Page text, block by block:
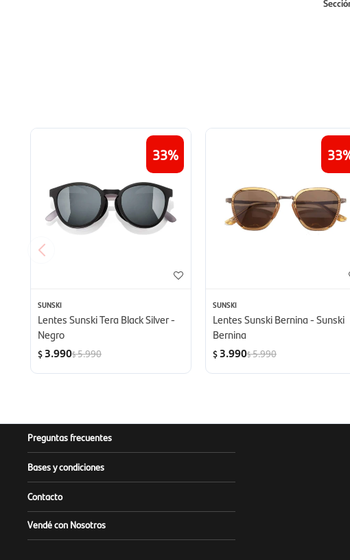
33
SUNSKI
Lentes Sunski Tera Black Silver -
Negro
$ 3.990$5.990
33
SUNSKI
Lentes Sunski Bernina - Sunski
Bernina
$ 3.990$5.990
Preguntas frecuentes
Bases y condiciones
Contacto
Vendé con Nosotros